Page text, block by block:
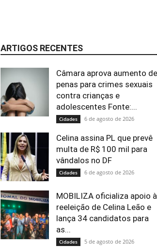
ARTIGOS RECENTES
Câmara aprova aumento de
penas para crimes sexuais
contra crianças e
adolescentes Fonte:...
Cidades 6 de agosto de 2026
Celina assina PL que prevê
multa de R$ 100 mil para
vândalos no DF
Cidades 6 de agosto de 2026
MOBILIZA oficializa apoio à
reeleição de Celina Leão e
lança 34 candidatos para
as...
Cidades 5 de agosto de 2026